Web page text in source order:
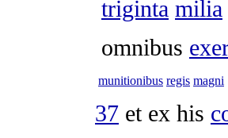
triginta milia
omnibus
munitionibus regis magni
37 et ex his